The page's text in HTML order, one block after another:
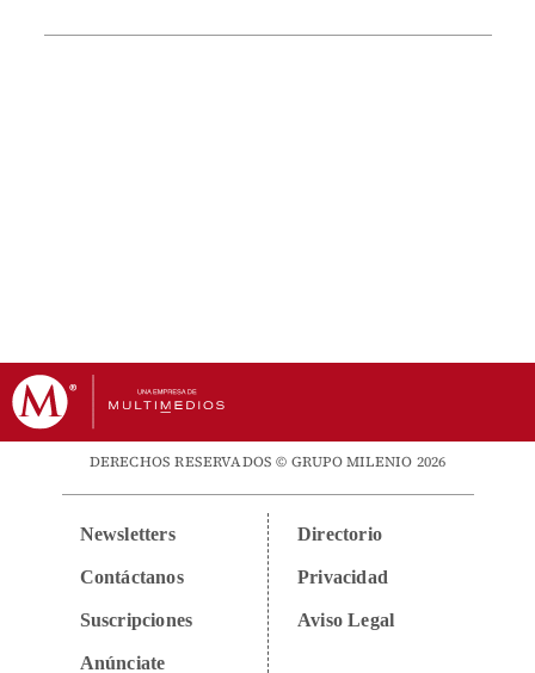
DERECHOS RESERVADOS © GRUPO MILENIO 2026
Newsletters
Contáctanos
Suscripciones
Anúnciate
Directorio
Privacidad
Aviso Legal